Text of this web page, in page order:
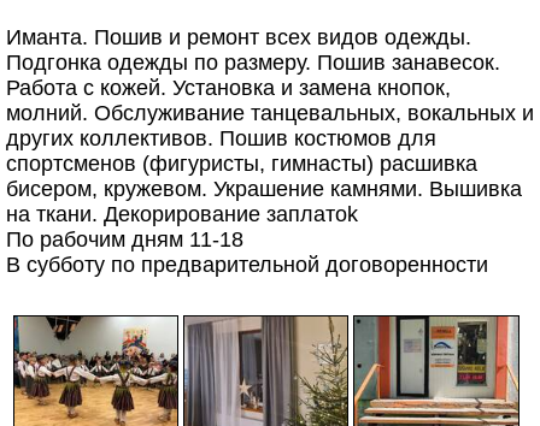
Иманта. Пошив и ремонт всех видов одежды.
Подгонка одежды по размеру. Пошив занавесок.
Работа с кожей. Установка и замена кнопок,
молний. Обслуживание танцевальных, вокальных и
других коллективов. Пошив костюмов для
спортсменов (фигуристы, гимнасты) расшивка
бисером, кружевом. Украшение камнями. Вышивка
на ткани. Декорирование заплатоk
По рабочим дням 11-18
В субботу по предварительной договоренности